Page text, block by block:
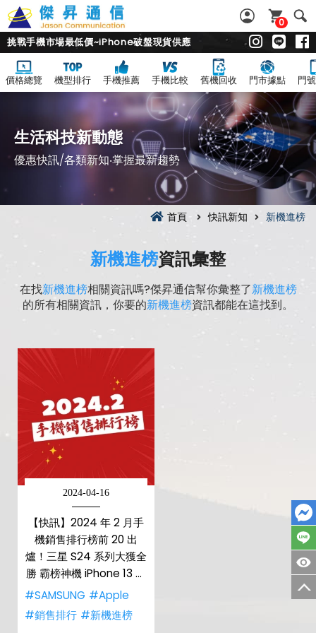
0
挑戰手機市場最低價~iPhone破盤現貨供應
價格總覽 機型排行 手機推薦 手機比較 舊機回收 門市據點 門
生活科技新動態
優惠快訊/各類新知‧掌握最新趨勢
首頁 快訊新知 新機進榜
新機進榜資訊彙整
在找新機進榜相關資訊嗎?傑昇通信幫你彙整了新機進榜
的所有相關資訊，你要的新機進榜資訊都能在這找到。
2024-04-16
【快訊】2024 年 2 月手
機銷售排行榜前 20 出
爐！三星 S24 系列大獲全
勝 霸榜神機 iPhone 13 銷
量翻倍
#SAMSUNG #Apple
#銷售排行 #新機進榜